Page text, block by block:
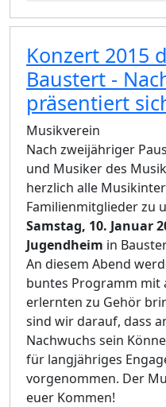
Konzert 2015
Baustert -
präsentiert
Musikverein
Nach zweijähriger
und Musiker des
herzlich alle
Familienmitglieder zu
Samstag, 10. Januar
Jugendheim in
An diesem Abend
buntes Programm mit
erlernten zu Gehör
sind wir darauf, dass
Nachwuchs sein
für langjähriges
vorgenommen. Der
euer Kommen!